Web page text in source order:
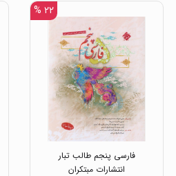
۲۲ %
فارسی پنجم طالب تبار
انتشارات مبتکران